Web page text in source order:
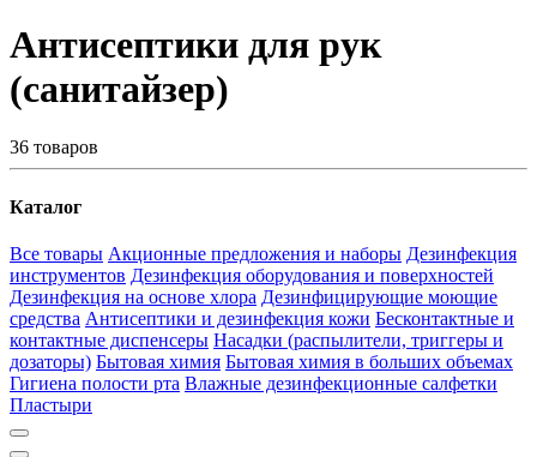
Антисептики для рук
(санитайзер)
36 товаров
Каталог
Все товары Акционные предложения и наборы Дезинфекция
инструментов Дезинфекция оборудования и поверхностей
Дезинфекция на основе хлора Дезинфицирующие моющие
средства Антисептики и дезинфекция кожи Бесконтактные и
контактные диспенсеры Насадки (распылители, триггеры и
дозаторы) Бытовая химия Бытовая химия в больших объемах
Гигиена полости рта Влажные дезинфекционные салфетки
Пластыри